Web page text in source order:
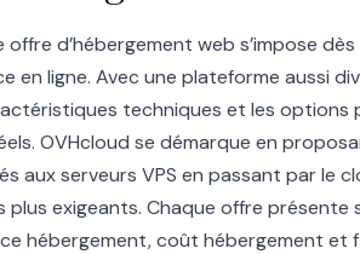
offre d’hébergement web s’impose
en ligne. Avec une plateforme aussi
techniques et les
OVHcloud se démarque en
aux serveurs VPS en passant par le
plus exigeants. Chaque offre
hébergement, coût hébergement et